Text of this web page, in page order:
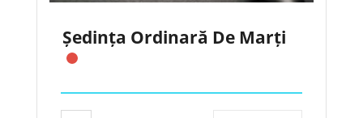
Ședința Ordinară De Marți